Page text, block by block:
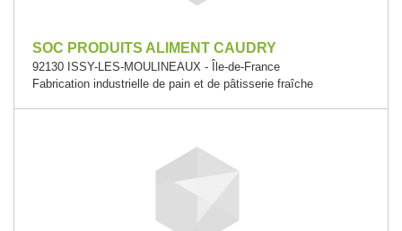
SOC PRODUITS ALIMENT CAUDRY
92130 ISSY-LES-MOULINEAUX - Île-de-France
Fabrication industrielle de pain et de pâtisserie fraîche